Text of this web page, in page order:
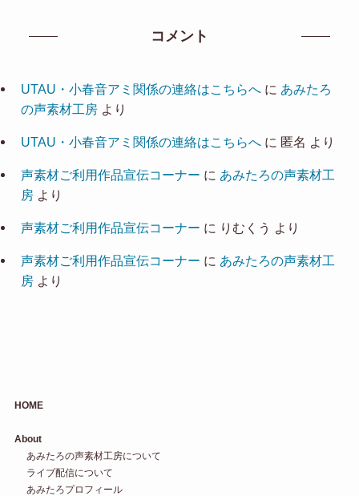
コメント
UTAU・小春音アミ関係の連絡はこちらへに あみたろ
の声素材工房より
UTAU・小春音アミ関係の連絡はこちらへに 匿名 より
声素材ご利用作品宣伝コーナー に あみたろの声素材工
房より
声素材ご利用作品宣伝コーナー に りむくう より
声素材ご利用作品宣伝コーナー に あみたろの声素材工
房より
HOME
About
あみたろの声素材工房について
ライブ配信について
あみたろプロフィール